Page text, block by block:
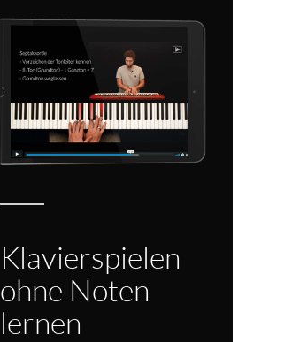
Klavierspielen
ohne Noten
lernen